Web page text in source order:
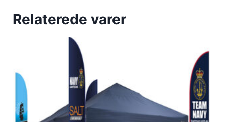
Relaterede varer